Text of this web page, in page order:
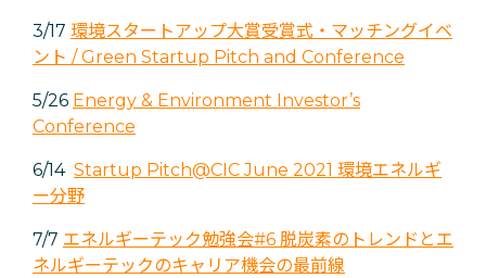
3/17 環境スタートアップ大賞受賞式・マッチングイベ
ント / Green Startup Pitch and Conference
5/26 Energy & Environment Investor’s
Conference
6/14 Startup Pitch@CIC June 2021 環境エネルギ
ー分野
7/7 エネルギーテック勉強会#6 脱炭素のトレンドとエ
ネルギーテックのキャリア機会の最前線